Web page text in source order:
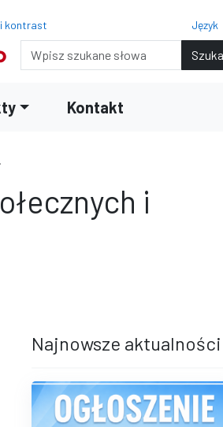
kontrast
Normalny rozmiar czcionki
Rozmiar czcionki 150%
Rozmiar czcionki
Język
Wyszukiwarka
Kontakt
i
Najnowsze aktualności